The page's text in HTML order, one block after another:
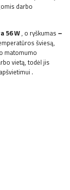
darbo
56 W, o ryškumas –
šviesą,
matomumo
vietą, todėl jis
.